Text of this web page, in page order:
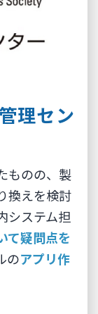
理セン
ものの、製
換えを検討
システム担
て疑問点を
のアプリ作